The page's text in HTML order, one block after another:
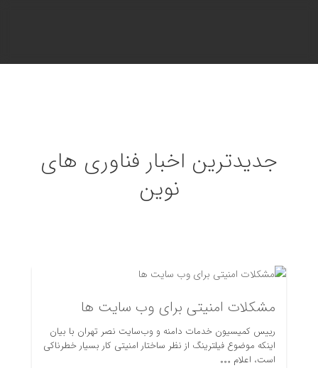
جدیدترین اخبار فناوری های
نوین
امتیاز دهی:
مشکلات امنیتی برای وب‌ سایت‌ ها
رییس کمیسیون خدمات دامنه و وب‌‎‌سایت نصر تهران با بیان
اینکه موضوع فیلترینگ از نظر ساختار امنیتی کار بسیار خطرناکی
است، اعلام